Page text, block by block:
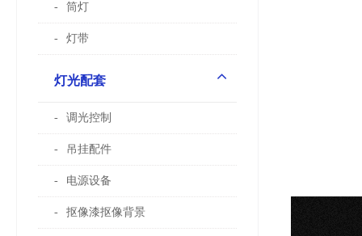
筒灯
灯带
灯光配套
调光控制
吊挂配件
电源设备
抠像漆抠像背景